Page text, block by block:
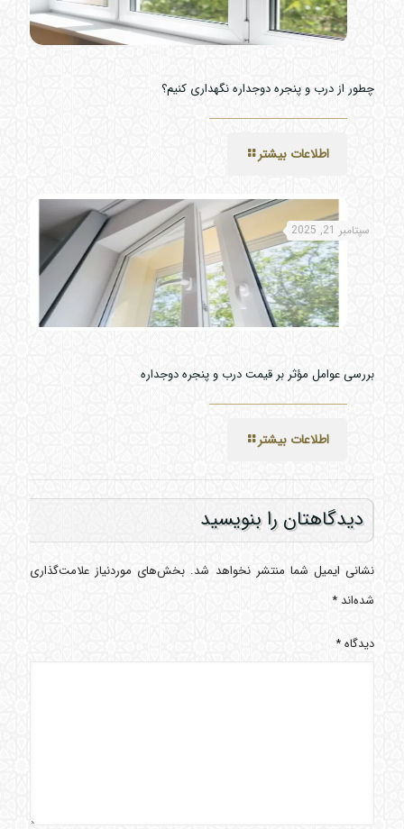
چطور از درب و پنجره دوجداره نگهداری کنیم؟
اطلاعات بیشتر
سپتامبر 21, 2025
بررسی عوامل مؤثر بر قیمت درب و پنجره دوجداره
اطلاعات بیشتر
دیدگاهتان را بنویسید
نشانی ایمیل شما منتشر نخواهد شد. بخش‌های موردنیاز علامت‌گذاری
شده‌اند *
دیدگاه*